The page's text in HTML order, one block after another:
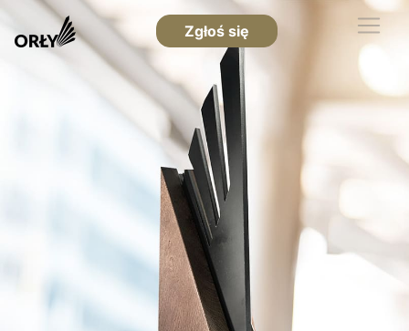
Zgłoś się